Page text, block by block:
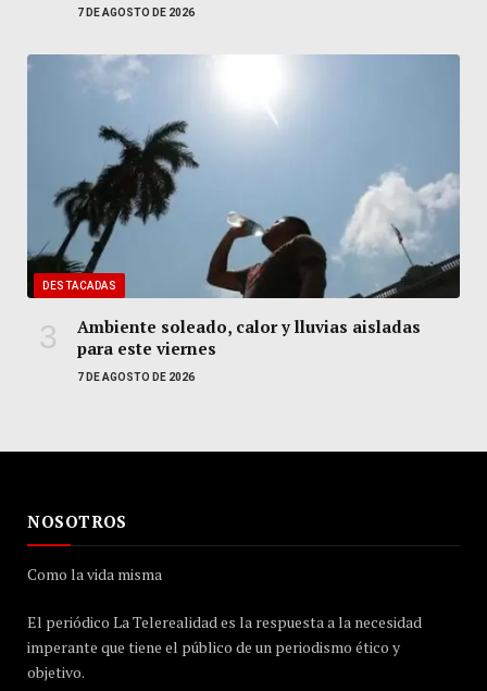
7 DE AGOSTO DE 2026
DESTACADAS
Ambiente soleado, calor y lluvias aisladas
para este viernes
7 DE AGOSTO DE 2026
NOSOTROS
Como la vida misma
El periódico La Telerealidad es la respuesta a la necesidad
imperante que tiene el público de un periodismo ético y
objetivo.